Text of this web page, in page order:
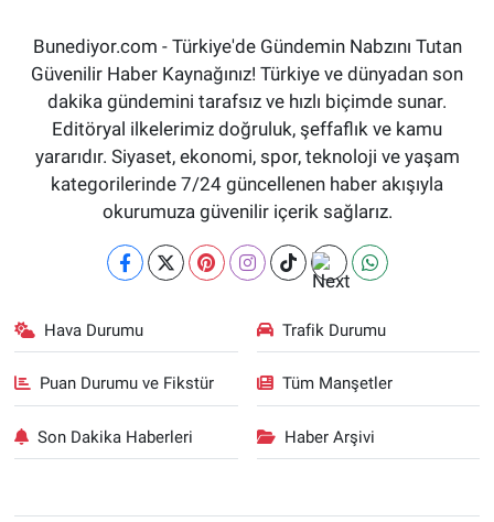
Bunediyor.com - Türkiye'de Gündemin Nabzını Tutan
Güvenilir Haber Kaynağınız! Türkiye ve dünyadan son
dakika gündemini tarafsız ve hızlı biçimde sunar.
Editöryal ilkelerimiz doğruluk, şeffaflık ve kamu
yararıdır. Siyaset, ekonomi, spor, teknoloji ve yaşam
kategorilerinde 7/24 güncellenen haber akışıyla
okurumuza güvenilir içerik sağlarız.
Hava Durumu Trafik Durumu
Puan Durumu ve Fikstür Tüm Manşetler
Son Dakika Haberleri Haber Arşivi